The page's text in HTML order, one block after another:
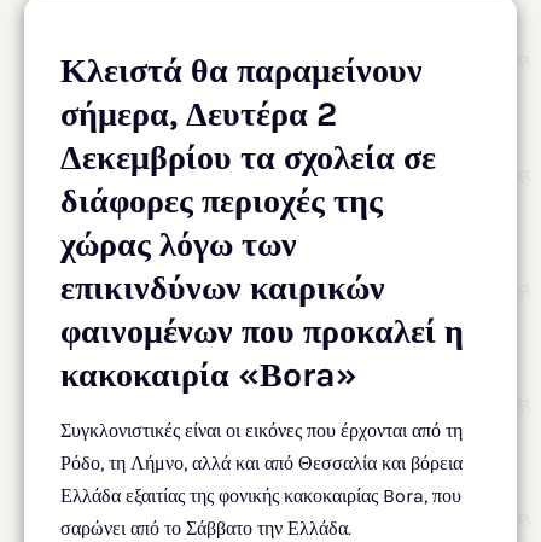
Κλειστά θα παραμείνουν
σήμερα, Δευτέρα 2
Δεκεμβρίου τα σχολεία σε
διάφορες περιοχές της
χώρας λόγω των
επικινδύνων καιρικών
φαινομένων που προκαλεί η
κακοκαιρία «Βora»
Συγκλονιστικές είναι οι εικόνες που έρχονται από τη
Ρόδο, τη Λήμνο, αλλά και από Θεσσαλία και βόρεια
Ελλάδα εξαιτίας της φονικής κακοκαιρίας Bora, που
σαρώνει από το Σάββατο την Ελλάδα.